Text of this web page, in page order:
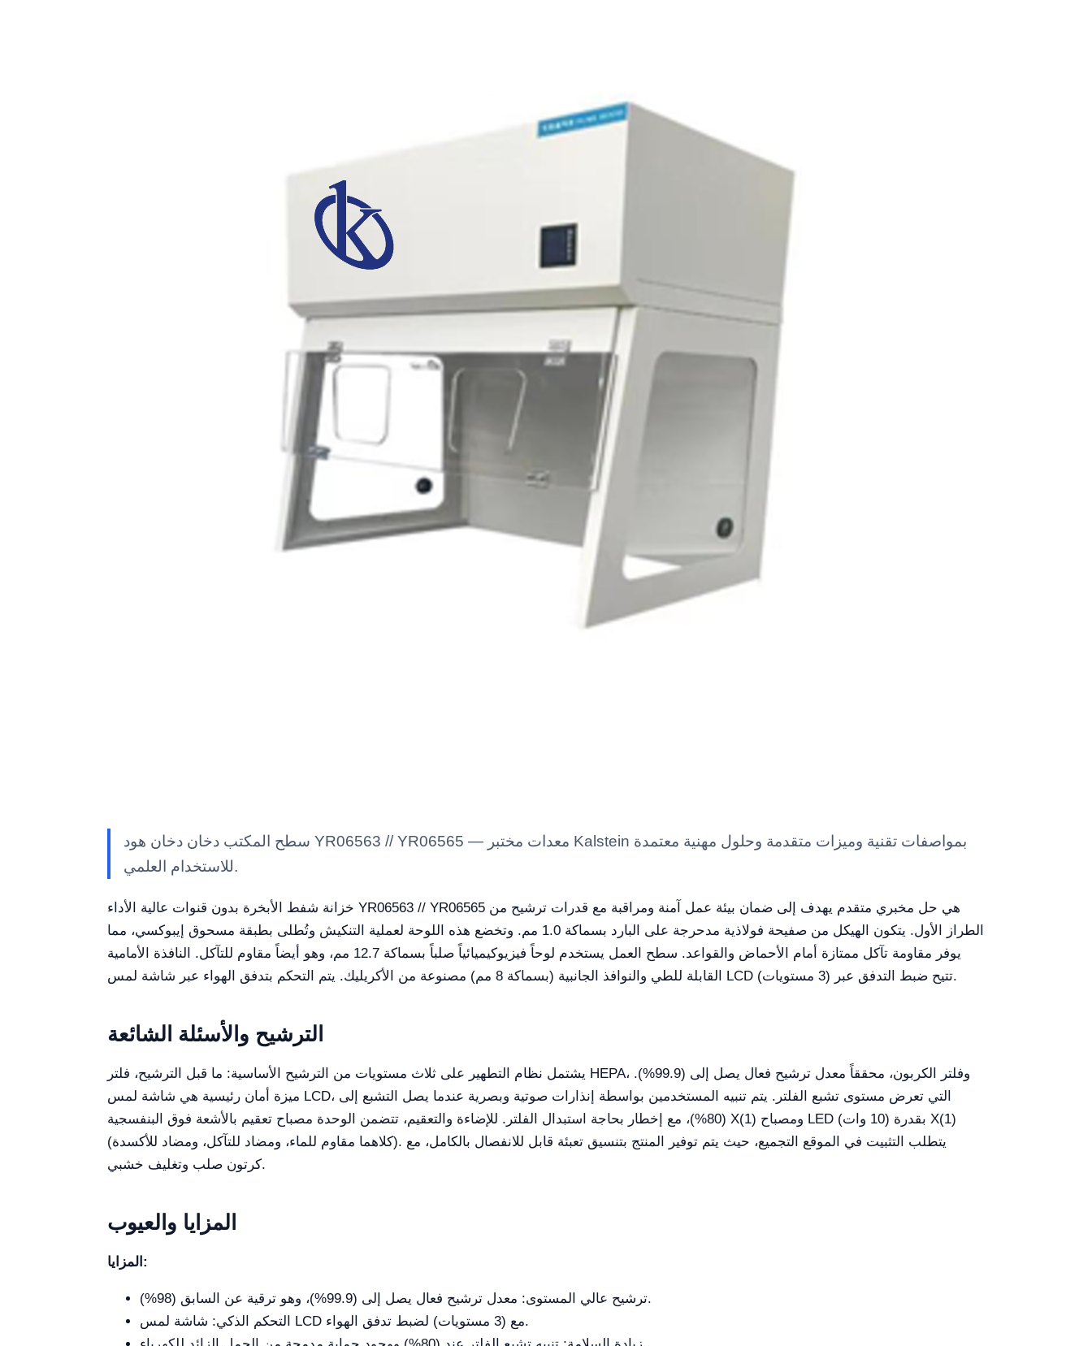
سطح المكتب دخان دخان هود YR06563 // YR06565 — معدات مختبر Kalstein بمواصفات تقنية وميزات متقدمة وحلول مهنية معتمدة
للاستخدام العلمي.
خزانة شفط الأبخرة بدون قنوات عالية الأداء YR06563 // YR06565 هي حل مخبري متقدم يهدف إلى ضمان بيئة عمل آمنة ومراقبة مع قدرات ترشيح من
الطراز الأول. يتكون الهيكل من صفيحة فولاذية مدحرجة على البارد بسماكة 1.0 مم. وتخضع هذه اللوحة لعملية التنكيش وتُطلى بطبقة مسحوق إيبوكسي، مما
يوفر مقاومة تآكل ممتازة أمام الأحماض والقواعد. سطح العمل يستخدم لوحاً فيزيوكيميائياً صلباً بسماكة 12.7 مم، وهو أيضاً مقاوم للتآكل. النافذة الأمامية
القابلة للطي والنوافذ الجانبية (بسماكة 8 مم) مصنوعة من الأكريليك. يتم التحكم بتدفق الهواء عبر شاشة لمس LCD تتيح ضبط التدفق عبر (3 مستويات).
الترشيح والأسئلة الشائعة
يشتمل نظام التطهير على ثلاث مستويات من الترشيح الأساسية: ما قبل الترشيح، فلتر HEPA، وفلتر الكربون، محققاً معدل ترشيح فعال يصل إلى (99.9%).
ميزة أمان رئيسية هي شاشة لمس LCD، التي تعرض مستوى تشبع الفلتر. يتم تنبيه المستخدمين بواسطة إنذارات صوتية وبصرية عندما يصل التشبع إلى
(80%)، مع إخطار بحاجة استبدال الفلتر. للإضاءة والتعقيم، تتضمن الوحدة مصباح تعقيم بالأشعة فوق البنفسجية X(1) ومصباح LED بقدرة (10 وات) X(1)
(كلاهما مقاوم للماء، ومضاد للتآكل، ومضاد للأكسدة). يتطلب التثبيت في الموقع التجميع، حيث يتم توفير المنتج بتنسيق تعبئة قابل للانفصال بالكامل، مع
كرتون صلب وتغليف خشبي.
المزايا والعيوب
المزايا:
ترشيح عالي المستوى: معدل ترشيح فعال يصل إلى (99.9%)، وهو ترقية عن السابق (98%).
التحكم الذكي: شاشة لمس LCD مع (3 مستويات) لضبط تدفق الهواء.